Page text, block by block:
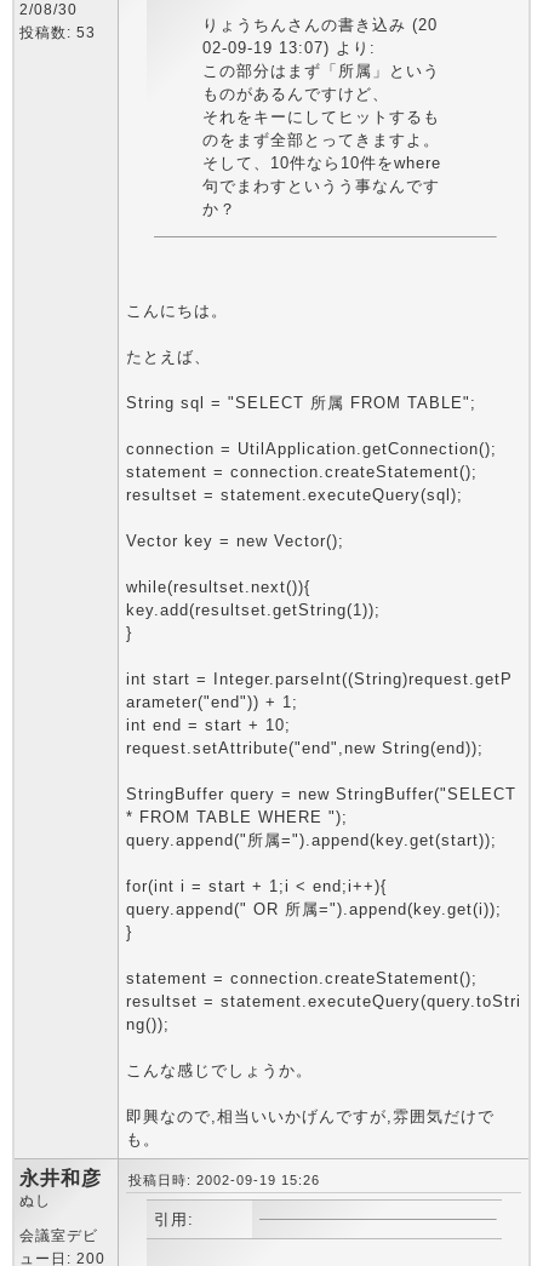
2/08/30
投稿数: 53
りょうちんさんの書き込み (20
02-09-19 13:07) より:
この部分はまず「所属」という
ものがあるんですけど、
それをキーにしてヒットするも
のをまず全部とってきますよ。
そして、10件なら10件をwhere
句でまわすというう事なんです
か？
こんにちは。
たとえば、
String sql = "SELECT 所属 FROM TABLE";
connection = UtilApplication.getConnection();
statement = connection.createStatement();
resultset = statement.executeQuery(sql);
Vector key = new Vector();
while(resultset.next()){
key.add(resultset.getString(1));
}
int start = Integer.parseInt((String)request.getP
arameter("end")) + 1;
int end = start + 10;
request.setAttribute("end",new String(end));
StringBuffer query = new StringBuffer("SELECT
* FROM TABLE WHERE ");
query.append("所属=").append(key.get(start));
for(int i = start + 1;i < end;i++){
query.append(" OR 所属=").append(key.get(i));
}
statement = connection.createStatement();
resultset = statement.executeQuery(query.toStri
ng());
こんな感じでしょうか。
即興なので,相当いいかげんですが,雰囲気だけで
も。
永井和彦
ぬし
会議室デビ
ュー日: 200
投稿日時: 2002-09-19 15:26
引用: